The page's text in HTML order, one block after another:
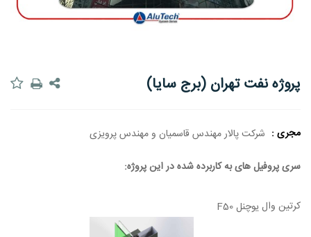
پروژه نفت تهران (برج سایا)
مجری : شرکت پالار مهندس قاسمیان و مهندس پرویزی
سری پروفیل های به کاربرده شده در این پروژه:
کرتین والیوچنل F50